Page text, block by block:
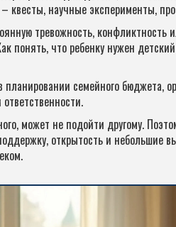
квесты, научные эксперименты,
тревожность, конфликтность
понять, что ребенку нужен
семейного бюджета,
может не подойти другому.
открытость и небольшие